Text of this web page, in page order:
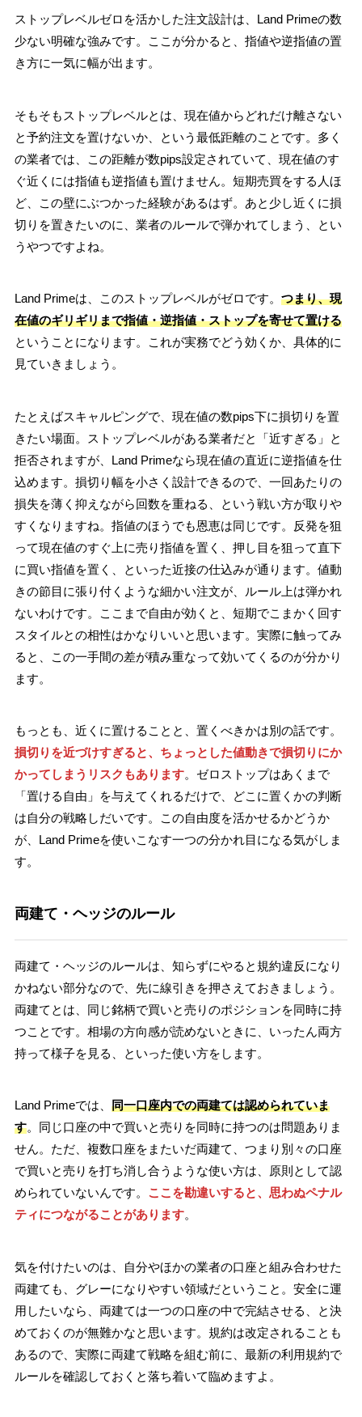
ストップレベルゼロを活かした注文設計は、Land Primeの数
少ない明確な強みです。ここが分かると、指値や逆指値の置
き方に一気に幅が出ます。
そもそもストップレベルとは、現在値からどれだけ離さない
と予約注文を置けないか、という最低距離のことです。多く
の業者では、この距離が数pips設定されていて、現在値のす
ぐ近くには指値も逆指値も置けません。短期売買をする人ほ
ど、この壁にぶつかった経験があるはず。あと少し近くに損
切りを置きたいのに、業者のルールで弾かれてしまう、とい
うやつですよね。
Land Primeは、このストップレベルがゼロです。 つまり、現
在値のギリギリまで指値・逆指値・ストップを寄せて置ける
ということになります。これが実務でどう効くか、具体的に
見ていきましょう。
たとえばスキャルピングで、現在値の数pips下に損切りを置
きたい場面。ストップレベルがある業者だと「近すぎる」と
拒否されますが、Land Primeなら現在値の直近に逆指値を仕
込めます。損切り幅を小さく設計できるので、一回あたりの
損失を薄く抑えながら回数を重ねる、という戦い方が取りや
すくなりますね。指値のほうでも恩恵は同じです。反発を狙
って現在値のすぐ上に売り指値を置く、押し目を狙って直下
に買い指値を置く、といった近接の仕込みが通ります。値動
きの節目に張り付くような細かい注文が、ルール上は弾かれ
ないわけです。ここまで自由が効くと、短期でこまかく回す
スタイルとの相性はかなりいいと思います。実際に触ってみ
ると、この一手間の差が積み重なって効いてくるのが分かり
ます。
もっとも、近くに置けることと、置くべきかは別の話です。
損切りを近づけすぎると、ちょっとした値動きで損切りにか
かってしまうリスクもあります。ゼロストップはあくまで
「置ける自由」を与えてくれるだけで、どこに置くかの判断
は自分の戦略しだいです。この自由度を活かせるかどうか
が、Land Primeを使いこなす一つの分かれ目になる気がしま
す。
両建て・ヘッジのルール
両建て・ヘッジのルールは、知らずにやると規約違反になり
かねない部分なので、先に線引きを押さえておきましょう。
両建てとは、同じ銘柄で買いと売りのポジションを同時に持
つことです。相場の方向感が読めないときに、いったん両方
持って様子を見る、といった使い方をします。
Land Primeでは、 同一口座内での両建ては認められていま
す。同じ口座の中で買いと売りを同時に持つのは問題ありま
せん。ただ、複数口座をまたいだ両建て、つまり別々の口座
で買いと売りを打ち消し合うような使い方は、原則として認
められていないんです。 ここを勘違いすると、思わぬペナル
ティにつながることがあります。
気を付けたいのは、自分やほかの業者の口座と組み合わせた
両建ても、グレーになりやすい領域だということ。安全に運
用したいなら、両建ては一つの口座の中で完結させる、と決
めておくのが無難かなと思います。規約は改定されることも
あるので、実際に両建て戦略を組む前に、最新の利用規約で
ルールを確認しておくと落ち着いて臨めますよ。